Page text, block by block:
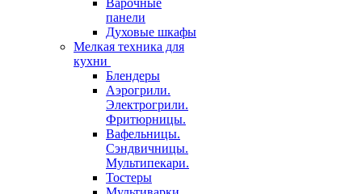
Варочные
панели
Духовые шкафы
Мелкая техника для
кухни
Блендеры
Аэрогрили.
Электрогрили.
Фритюрницы.
Вафельницы.
Сэндвичницы.
Мультипекари.
Тостеры